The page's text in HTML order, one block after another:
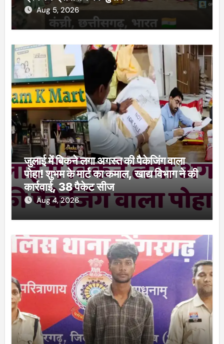
Aug 5, 2026
जुलाई में बिकने लगा अगस्त की पैकेजिंग वाला
पोहा! शुभम के मार्ट का कमाल, खाद्य विभाग ने की
कार्रवाई, 38 पैकेट सीज
Aug 4, 2026